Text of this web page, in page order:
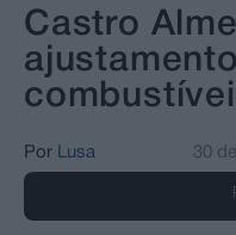
Castro
Por Lusa 30